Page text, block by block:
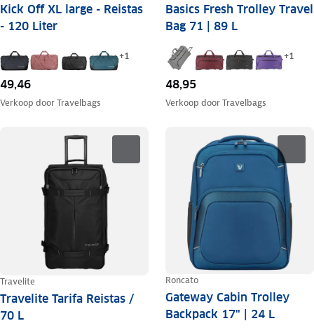
Kick Off XL large - Reistas
- 120 Liter
+1
49,46
Verkoop doorTravelbags
Basics Fresh Trolley Travel
Bag 71 | 89 L
+1
48,95
Verkoop doorTravelbags
Travelite
Travelite Tarifa Reistas /
70 L
Roncato
Gateway Cabin Trolley
Backpack 17" | 24 L